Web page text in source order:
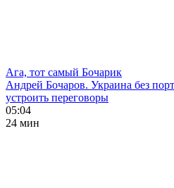
Ага, тот самый Бочарик
Андрей Бочаров. Украина без
устроить переговоры
05:04
24 мин